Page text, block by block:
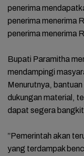
penerima
penerima menerima
penerima menerima
‎Bupati Paramitha
mendampingi
Menurutnya,
dukungan material,
dapat segera
‎”Pemerintah akan
yang terdampak